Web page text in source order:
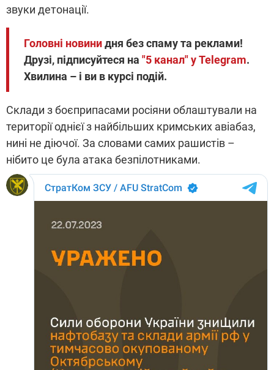
звуки детонації.
Головні новинидня без спаму та реклами!
Друзі, підписуйтеся на "5 канал" у Telegram.
Хвилина – і ви в курсі подій.
Склади з боєприпасами росіяни облаштували на
території однієї з найбільших кримських авіабаз,
нині не діючої. За словами самих рашистів –
нібито це була атака безпілотниками.